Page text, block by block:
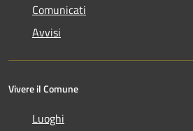
Comunicati
Avvisi
Vivere il Comune
Luoghi